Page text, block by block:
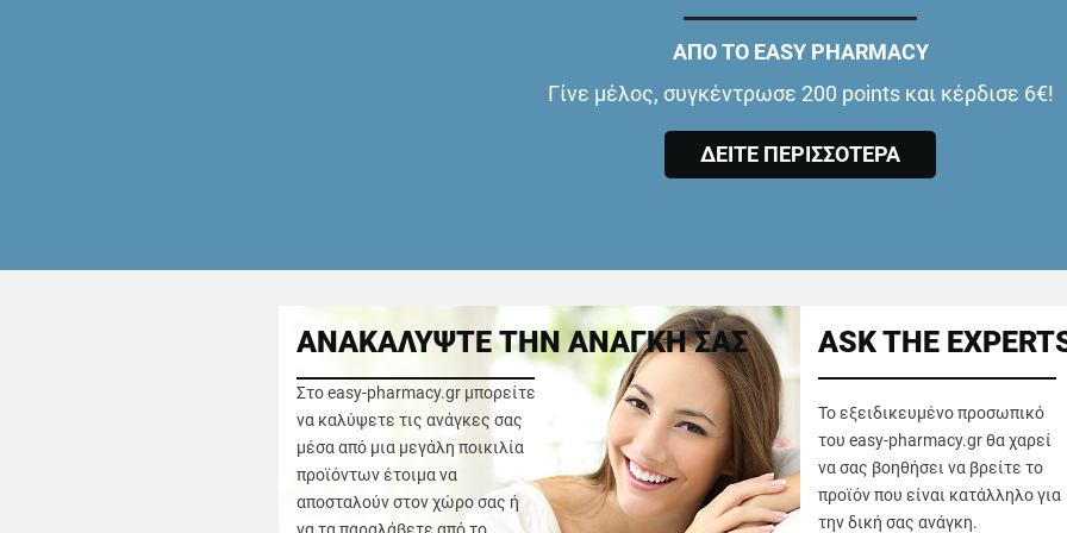
ΑΠΟ ΤΟ EASY PHARMACY
Γίνε μέλος, συγκέντρωσε 200 points και κέρδισε 6€!
ΔΕΙΤΕ ΠΕΡΙΣΣΟΤΕΡΑ
ΑΝΑΚΑΛΥΨΤΕ ΤΗΝ ΑΝΑΓΚΗ ΣΑΣ
Στο easy-pharmacy.gr μπορείτε
να καλύψετε τις ανάγκες σας
μέσα από μια μεγάλη ποικιλία
προϊόντων έτοιμα να
αποσταλούν στον χώρο σας ή
να τα παραλάβετε από το
ASK THE
Το εξειδικευμένο προσωπικό
του easy-pharmacy.gr θα χαρεί
να σας βοηθήσει να βρείτε το
προϊόν που είναι κατάλληλο για
την δική σας ανάγκη.